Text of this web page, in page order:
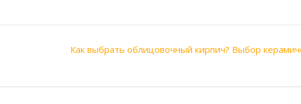
Как выбрать облицовочный кирпич? Выбор